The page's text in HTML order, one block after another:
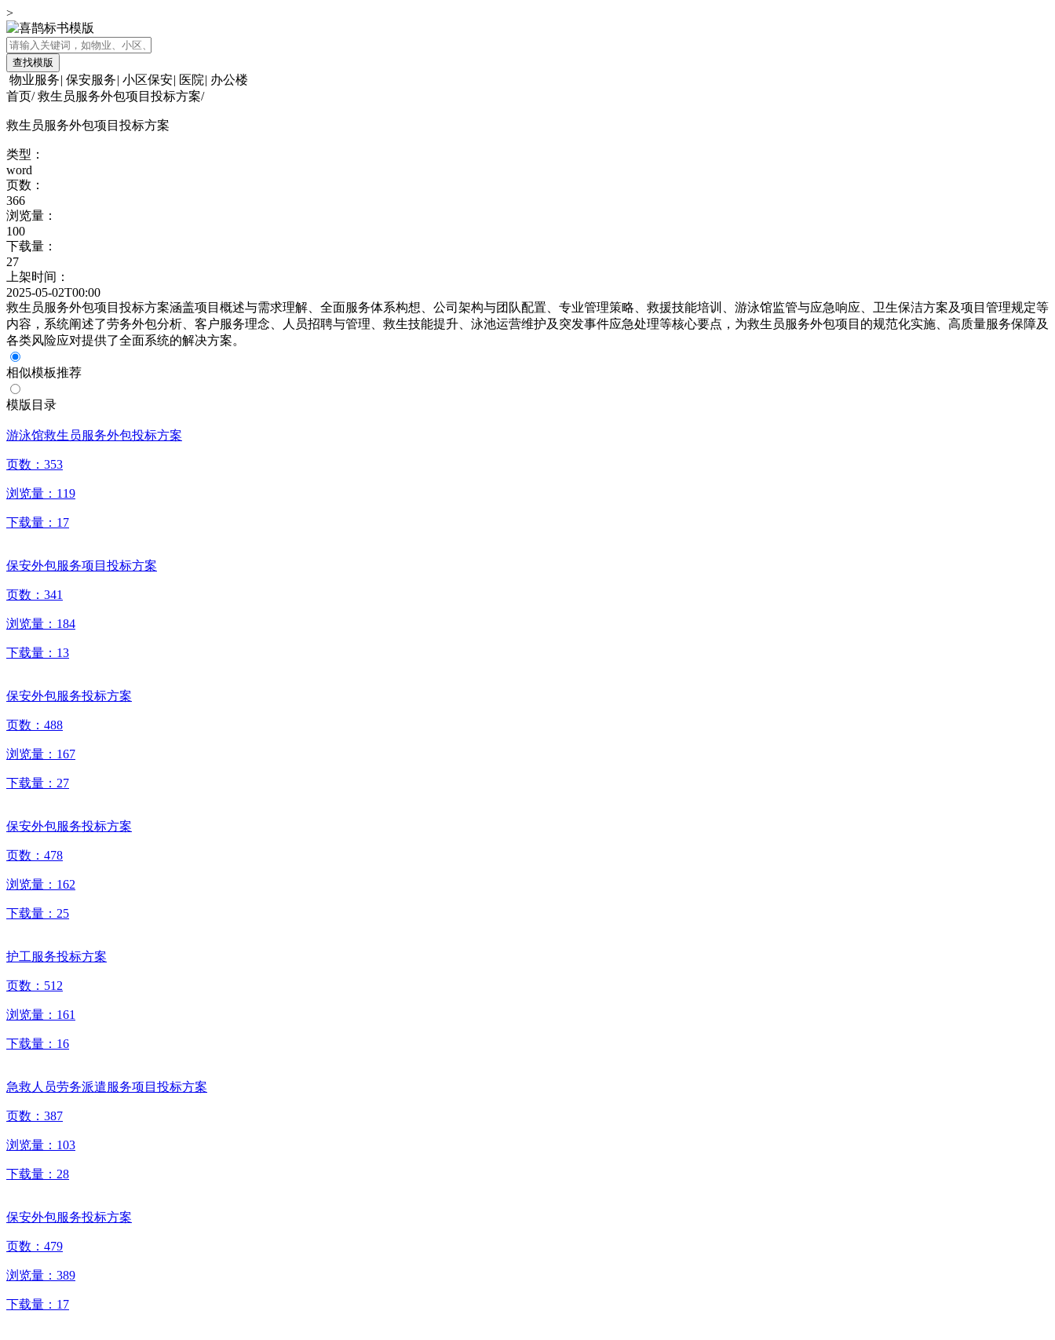
>
查找模版
物业服务| 保安服务| 小区保安| 医院| 办公楼
首页/ 救生员服务外包项目投标方案/
救生员服务外包项目投标方案
类型：
word
页数：
366
浏览量：
100
下载量：
27
上架时间：
2025-05-02T00:00
救生员服务外包项目投标方案涵盖项目概述与需求理解、全面服务体系构想、公司架构与团队配置、专业管理策略、救援技能培训、游泳馆监管与应急响应、卫生保洁方案及项目管理规定等
内容，系统阐述了劳务外包分析、客户服务理念、人员招聘与管理、救生技能提升、泳池运营维护及突发事件应急处理等核心要点，为救生员服务外包项目的规范化实施、高质量服务保障及
各类风险应对提供了全面系统的解决方案。
相似模板推荐
模版目录
游泳馆救生员服务外包投标方案
页数： 353
浏览量： 119
下载量： 17
保安外包服务项目投标方案
页数： 341
浏览量： 184
下载量： 13
保安外包服务投标方案
页数： 488
浏览量： 167
下载量： 27
保安外包服务投标方案
页数： 478
浏览量： 162
下载量： 25
护工服务投标方案
页数： 512
浏览量： 161
下载量： 16
急救人员劳务派遣服务项目投标方案
页数： 387
浏览量： 103
下载量： 28
保安外包服务投标方案
页数： 479
浏览量： 389
下载量： 17